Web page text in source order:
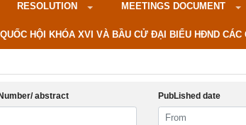
RESOLUTION MEETINGS DOCUMENT
HỘI KHÓA XVI VÀ BẦU CỬ ĐẠI BIỂU HĐND CÁC
abstract PubLished date